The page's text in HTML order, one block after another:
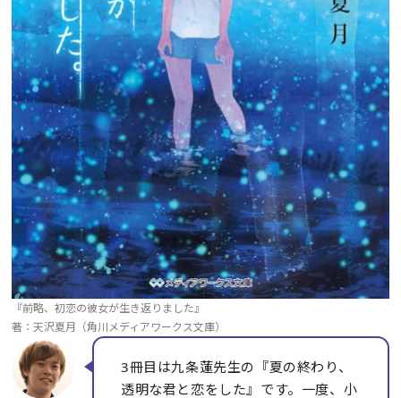
『前略、初恋の彼女が生き返りました』
著：天沢夏月（角川メディアワークス文庫）
3冊目は九条蓮先生の『夏の終わり、
透明な君と恋をした』です。一度、小